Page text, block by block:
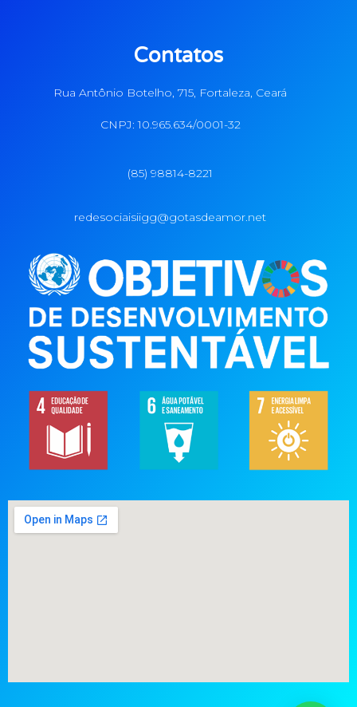
Contatos
Rua Antônio Botelho, 715, Fortaleza, Ceará
CNPJ: 10.965.634/0001-32
(85) 98814-8221
redesociaisiigg@gotasdeamor.net